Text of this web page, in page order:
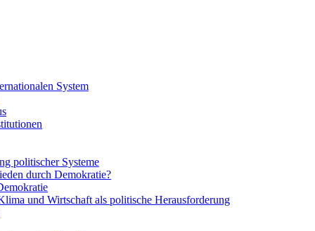
System
politischer Systeme
durch Demokratie?
und Wirtschaft als politische Herausforderung